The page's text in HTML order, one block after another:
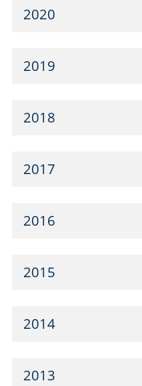
2020
2019
2018
2017
2016
2015
2014
2013